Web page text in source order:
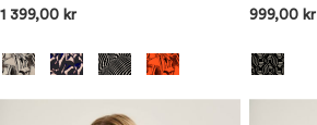
1 399,00 kr
999,00 kr